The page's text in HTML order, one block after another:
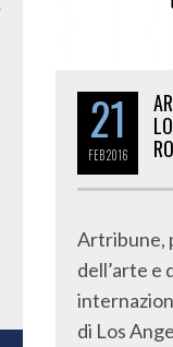
21
FEB2016
Artribune,
dell’arte e
di Los